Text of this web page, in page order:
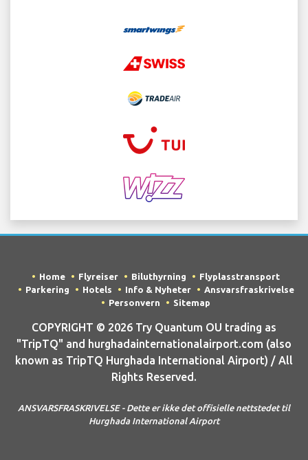
Home Flyreiser Biluthyrning
Flyplasstransport
Parkering
Hotels Info & Nyheter
Ansvarsfraskrivelse
Personvern
Sitemap
COPYRIGHT © 2026 Try Quantum OU trading as
"TripTQ" and hurghadainternationalairport.com (also
known as TripTQ Hurghada International Airport) / All
Rights Reserved.
ANSVARSFRASKRIVELSE - Dette er ikke det offisielle nettstedet til
Hurghada International Airport